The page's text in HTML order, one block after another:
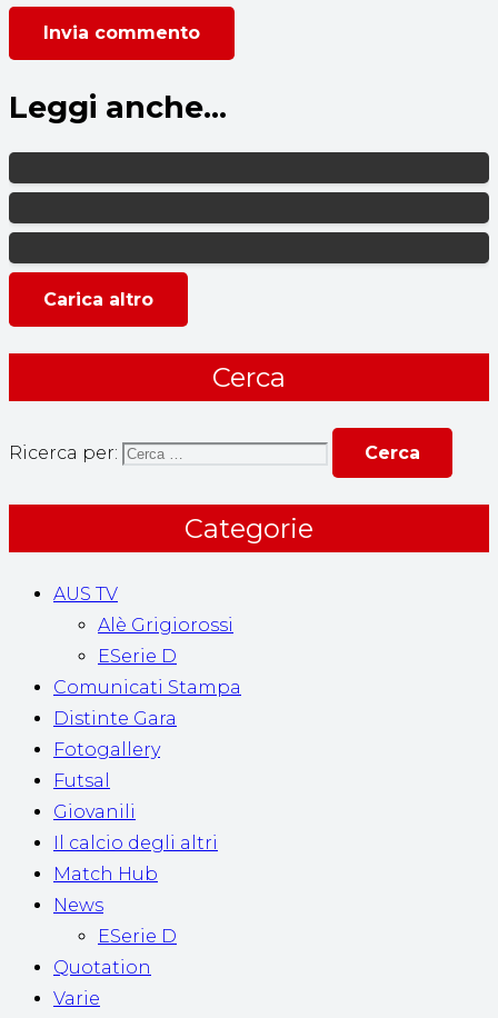
Invia commento
Leggi anche...
Carica altro
Cerca
Ricerca per:
Categorie
AUS TV
Alè Grigiorossi
ESerie D
Comunicati Stampa
Distinte Gara
Fotogallery
Futsal
Giovanili
Il calcio degli altri
Match Hub
News
ESerie D
Quotation
Varie